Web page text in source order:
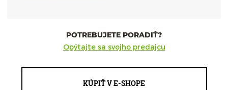
POTREBUJETE PORADIŤ?
Opýtajte sa svojho predajcu
KÚPIŤ V E-SHOPE